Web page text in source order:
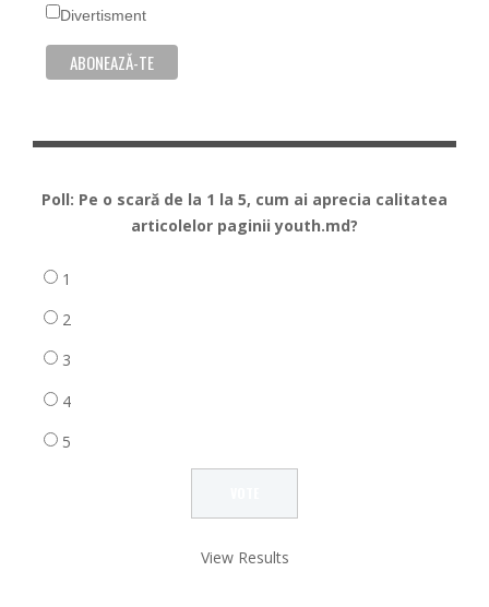
Divertisment
Poll: Pe o scară de la 1 la 5, cum ai aprecia calitatea
articolelor paginii youth.md?
1
2
3
4
5
View Results